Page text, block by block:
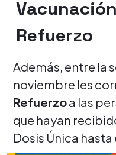
Refuerzo
Además, entre la
noviembre les
Refuerzoa las
que hayan
Dosis Única hasta